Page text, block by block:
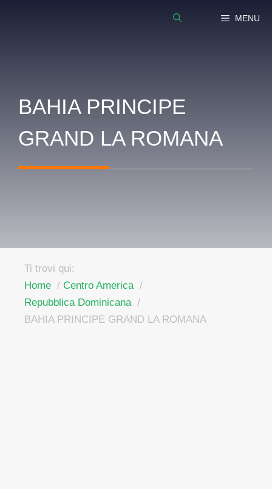
MENU
BAHIA PRINCIPE
GRAND LA ROMANA
Ti trovi qui:
Home
Centro America
Repubblica Dominicana
BAHIA PRINCIPE GRAND LA ROMANA